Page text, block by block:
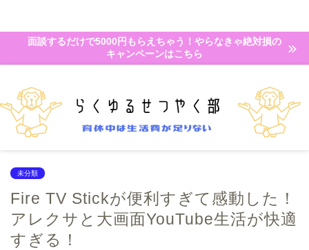
面談するだけで5000円もらえちゃう！やらなきゃ絶対損の
キャンペーンはこちら
未分類
Fire TV Stickが便利すぎて感動した！
アレクサと大画面YouTube生活が快適
すぎる！